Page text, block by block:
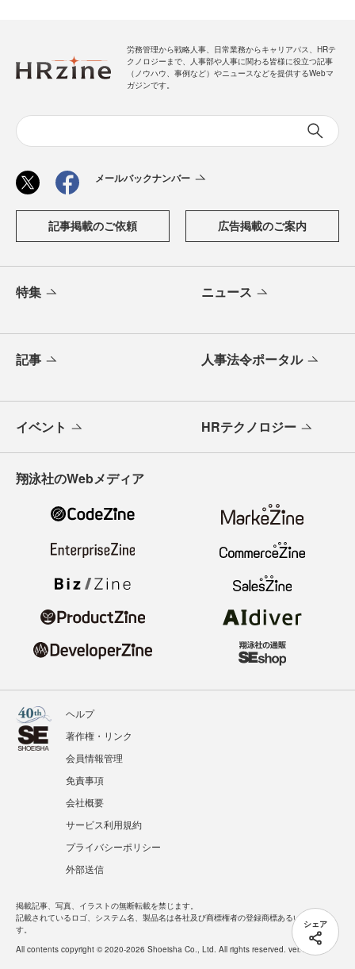
シェア
労務管理から戦略人事、日常業務からキャリアパス、HRテ
クノロジーまで、人事部や人事に関わる皆様に役立つ記事
（ノウハウ、事例など）やニュースなどを提供するWebマ
ガジンです。
メールバックナンバー
記事掲載のご依頼 広告掲載のご案内
特集 ニュース
記事 人事法令ポータル
イベント HRテクノロジー
翔泳社のWebメディア
ヘルプ
著作権・リンク
会員情報管理
免責事項
会社概要
サービス利用規約
プライバシーポリシー
外部送信
掲載記事、写真、イラストの無断転載を禁じます。
記載されているロゴ、システム名、製品名は各社及び商標権者の登録商標あるいは商標で
す。
All contents copyright © 2020-2026 Shoeisha Co., Ltd. All rights reserved. ver.1.5